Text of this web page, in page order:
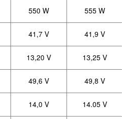
550 W
555 W
41,7 V
41,9 V
13,20 V
13,25 V
49,6 V
49,8 V
14,0 V
14.05 V